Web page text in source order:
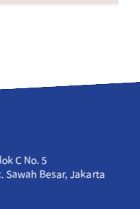
C No. 5
Sawah Besar, Jakarta